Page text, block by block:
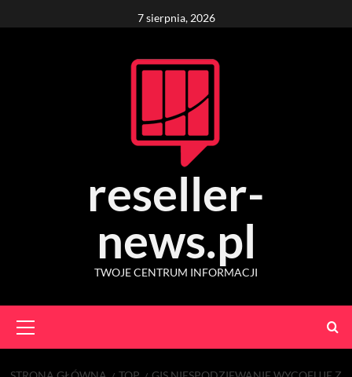
to
7 sierpnia, 2026
reseller-
news.pl
TWOJE CENTRUM INFORMACJI
Menu